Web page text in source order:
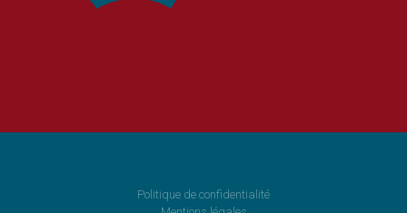
Politique de confidentialité